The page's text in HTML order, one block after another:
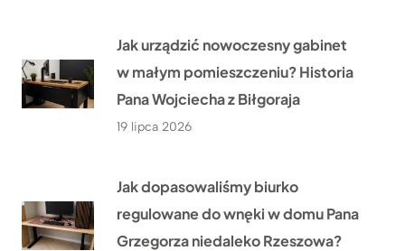
Jak urządzić nowoczesny gabinet
w małym pomieszczeniu? Historia
Pana Wojciecha z Biłgoraja
19 lipca 2026
Jak dopasowaliśmy biurko
regulowane do wnęki w domu Pana
Grzegorza niedaleko Rzeszowa?